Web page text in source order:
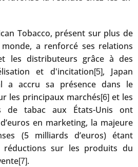
Tobacco, présent sur plus de
a renforcé ses relations
les distributeurs grâce à des
et d'incitation[5], Japan
a accru sa présence dans le
les principaux marchés[6] et les
de tabac aux États-Unis ont
en marketing, la majeure
(5 milliards d’euros) étant
sur les produits du
[7].